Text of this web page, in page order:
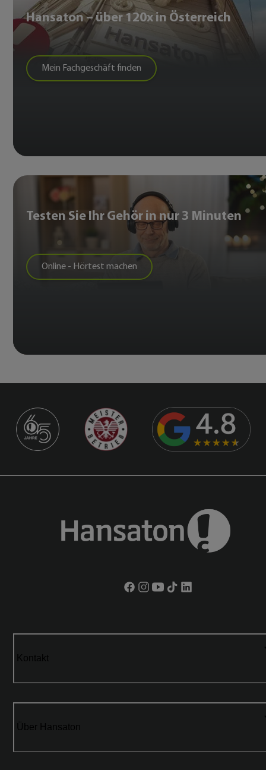
Hansaton – über 120x in Österreich
Mein Fachgeschäft finden
Testen Sie Ihr Gehör in nur 3 Minuten
Online - Hörtest machen
Kontakt
Über Hansaton